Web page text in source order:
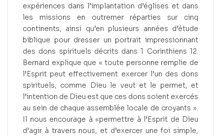
expériences dans l’implantation d’églises et dans
les missions en outremer réparties sur cinq
continents, ainsi qu’en plusieurs années d’étude
biblique pour dresser un portrait impressionnant
des dons spirituels décrits dans 1 Corinthiens 12.
Bernard explique que « toute personne remplie de
l’Esprit peut effectivement exercer l’un des dons
spirituels, comme Dieu le veut et le permet, et
l’intention de Dieu est que ces dons soient exercés
au sein de chaque assemblée locale de croyants ».
Il nous encourage à «permettre à l’Esprit de Dieu
d’agir à travers nous, et d’exercer une foi simple,